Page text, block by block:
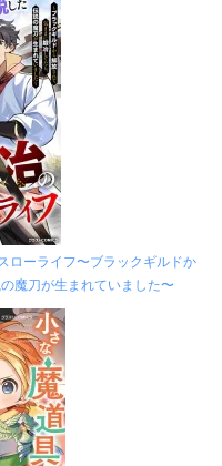
ローライフ〜ブラックギルドか
魔刀が生まれていました〜